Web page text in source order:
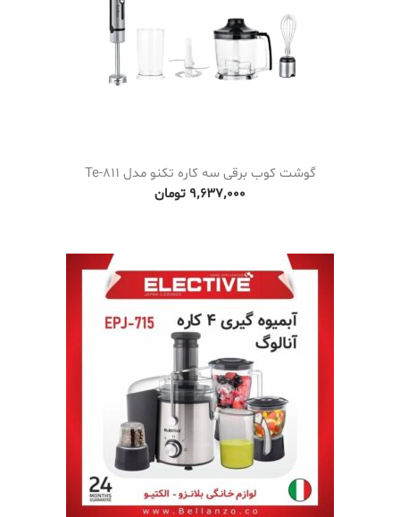
گوشت کوب برقی سه کاره تکنو مدل Te-811
۹٬۶۳۷٬۰۰۰ تومان